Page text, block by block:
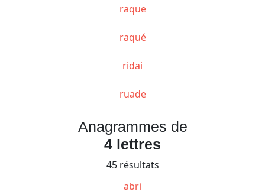
raque
raqué
ridai
ruade
Anagrammes de
4 lettres
45 résultats
abri